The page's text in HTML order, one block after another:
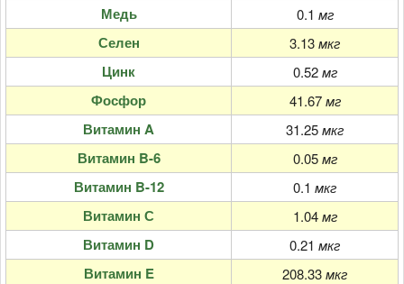
Медь 0.1 мг
Селен 3.13мкг
Цинк 0.52 мг
Фосфор 41.67 мг
Витамин A 31.25мкг
Витамин B-6 0.05 мг
Витамин B-12 0.1 мкг
Витамин С 1.04 мг
Витамин D 0.21 мкг
Витамин E 208.33мкг